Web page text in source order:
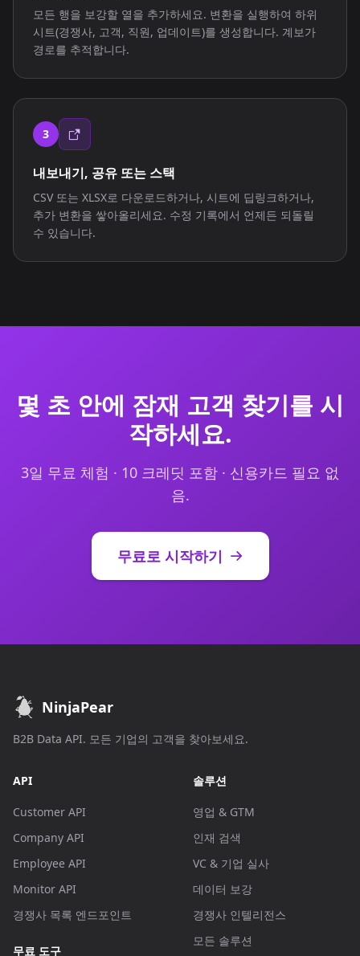
모든 행을 보강할 열을 추가하세요. 변환을 실행하여 하위
시트(경쟁사, 고객, 직원, 업데이트)를 생성합니다. 계보가
경로를 추적합니다.
3
내보내기, 공유 또는 스택
CSV 또는 XLSX로 다운로드하거나, 시트에 딥링크하거나,
추가 변환을 쌓아올리세요. 수정 기록에서 언제든 되돌릴
수 있습니다.
몇 초 안에 잠재 고객 찾기를 시
작하세요.
3일 무료 체험 · 10 크레딧 포함 · 신용카드 필요 없
음.
무료로 시작하기
NinjaPear
B2B Data API. 모든 기업의 고객을 찾아보세요.
API
Customer API
Company API
Employee API
Monitor API
경쟁사 목록 엔드포인트
무료 도구
솔루션
영업 & GTM
인재 검색
VC & 기업 실사
데이터 보강
경쟁사 인텔리전스
모든 솔루션